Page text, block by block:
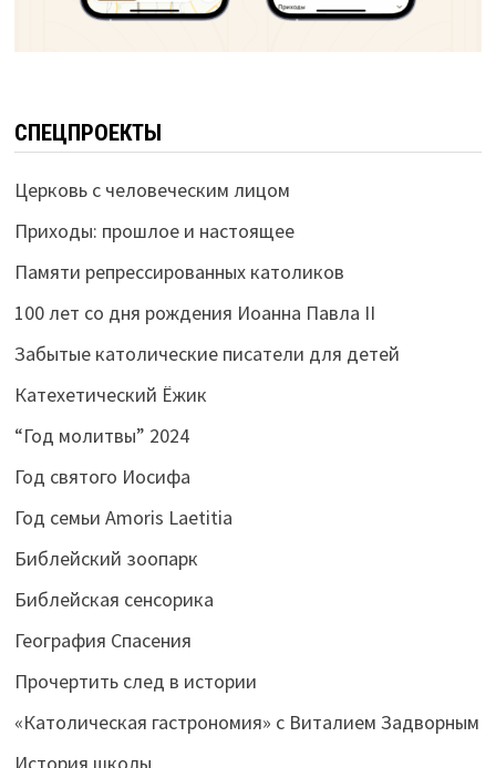
СПЕЦПРОЕКТЫ
Церковь с человеческим лицом
Приходы: прошлое и настоящее
Памяти репрессированных католиков
100 лет со дня рождения Иоанна Павла II
Забытые католические писатели для детей
Катехетический Ёжик
“Год молитвы” 2024
Год святого Иосифа
Год семьи Amoris Laetitia
Библейский зоопарк
Библейская сенсорика
География Спасения
Прочертить след в истории
«Католическая гастрономия» с Виталием Задворным
История школы